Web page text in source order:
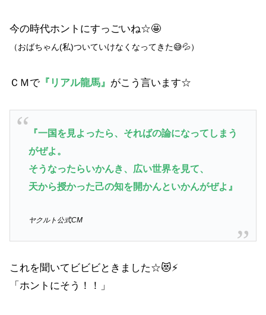
今の時代ホントにすっごいね☆🤩
（おばちゃん(私)ついていけなくなってきた😅💦）
ＣＭで『リアル龍馬』 がこう言います☆
『一国を見よったら、そればの論になってしまう
がぜよ。
そうなったらいかんき、広い世界を見て、
天から授かった己の知を開かんといかんがぜよ』
ヤクルト公式CM
これを聞いてビビビときました☆😻⚡
「ホントにそう！！」